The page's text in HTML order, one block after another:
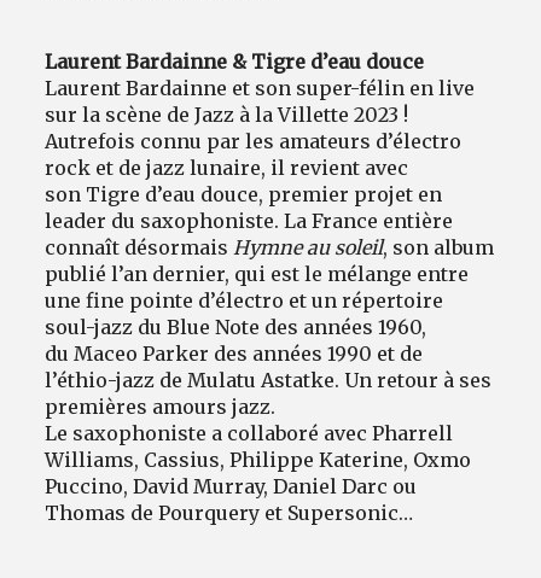
Laurent Bardainne & Tigre d’eau douce
Laurent Bardainne et son super-félin en live
sur la scène de Jazz à la Villette 2023 !
Autrefois connu par les amateurs d’électro
rock et de jazz lunaire, il revient avec
son Tigre d’eau douce, premier projet en
leader du saxophoniste. La France entière
connaît désormais Hymne au soleil, son album
publié l’an dernier, qui est le mélange entre
une fine pointe d’électro et un répertoire
soul-jazz du Blue Note des années 1960,
du Maceo Parker des années 1990 et de
l’éthio-jazz de Mulatu Astatke. Un retour à ses
premières amours jazz.
Le saxophoniste a collaboré avec Pharrell
Williams, Cassius, Philippe Katerine, Oxmo
Puccino, David Murray, Daniel Darc ou
Thomas de Pourquery et Supersonic…